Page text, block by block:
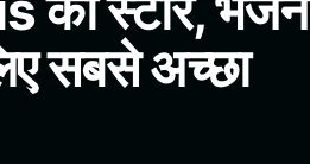
सबसे अच्छा